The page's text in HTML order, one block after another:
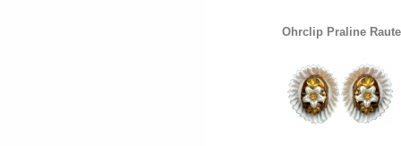
Ohrclip Praline Raute